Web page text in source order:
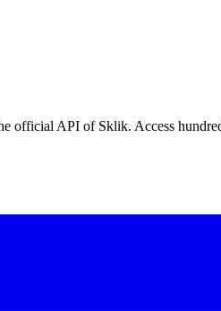
official API of Sklik. Access